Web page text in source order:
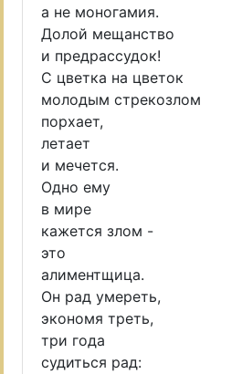
а не моногамия.
Долой мещанство
и предрассудок!
С цветка на цветок
молодым стрекозлом
порхает,
летает
и мечется.
Одно ему
в мире
кажется злом -
это
алиментщица.
Он рад умереть,
экономя треть,
три года
судиться рад: